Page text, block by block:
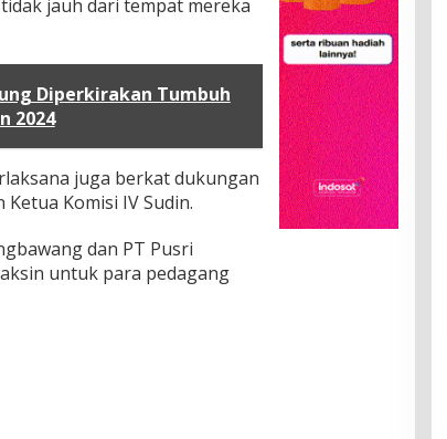
jauh dari tempat mereka
Diperkirakan Tumbuh
2024
juga berkat dukungan
Komisi IV Sudin.
dan PT Pusri
untuk para pedagang